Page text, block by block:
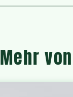
Mehr